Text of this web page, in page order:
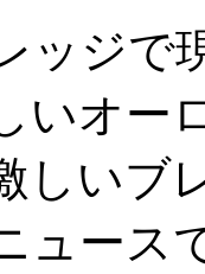
ッジで
いオー
しいブ
ュース